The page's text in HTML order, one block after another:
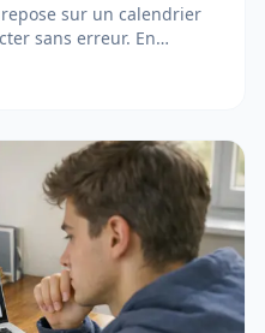
sur un calendrier
sans erreur. En
et évitez les oublis